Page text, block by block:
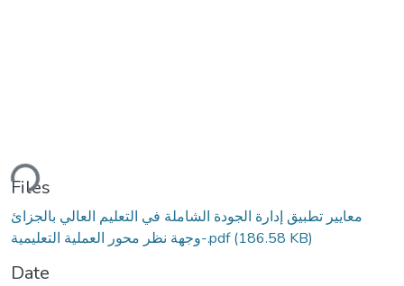
Files
معايير تطبيق إدارة الجودة الشاملة في التعليم العالي بالجزائ
وجهة نظر محور العملية التعليمية-.pdf(186.58 KB)
Date